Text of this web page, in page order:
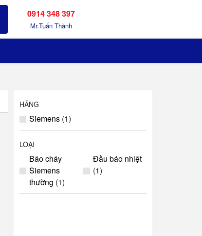
0914 348 397
Mr.Tuấn Thành
HÃNG
Siemens (1)
LOẠI
Báo cháy
Siemens
thường (1)
Đầu báo nhiệt
(1)